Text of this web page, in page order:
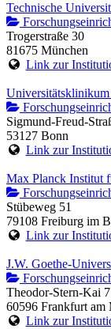
Technische
Trogerstraße 30
81675 München
Link zur
Sigmund-Freud-
53127 Bonn
Link zur
Max Planck Institut
Stübeweg 51
79108 Freiburg im
Link zur
J.W. Goethe-
Theodor-Stern-Kai 7
60596 Frankfurt am
Link zur